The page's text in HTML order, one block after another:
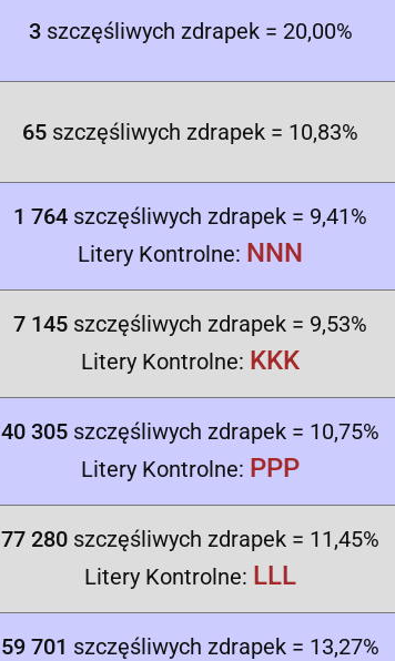
3szczęśliwych zdrapek = 20,00%
65 szczęśliwych zdrapek = 10,83%
1 764 szczęśliwych zdrapek = 9,41%
Litery Kontrolne: NNN
7 145 szczęśliwych zdrapek = 9,53%
Litery Kontrolne: KKK
40 305 szczęśliwych zdrapek = 10,75%
Litery Kontrolne: PPP
77 280 szczęśliwych zdrapek = 11,45%
Litery Kontrolne: LLL
59 701 szczęśliwych zdrapek = 13,27%